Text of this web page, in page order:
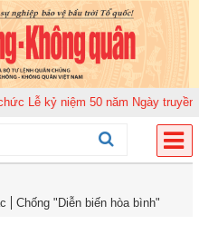
50 năm Ngày truyền thống (12-
Chống "Diễn biến hòa bình"